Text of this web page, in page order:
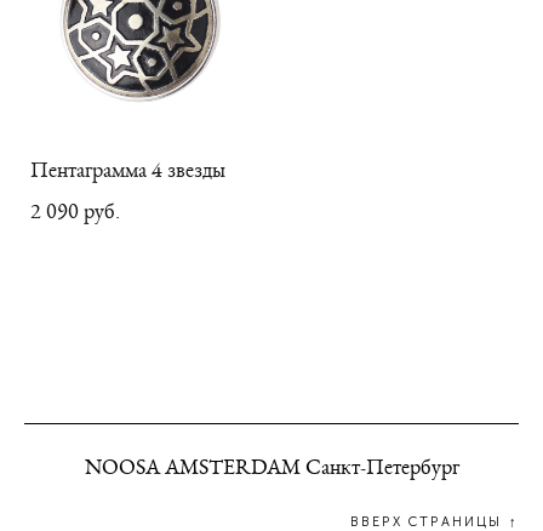
Пентаграмма 4 звезды
2 090 pуб.
NOOSA AMSTERDAM Санкт-Петербург
ВВЕРХ СТРАНИЦЫ ↑